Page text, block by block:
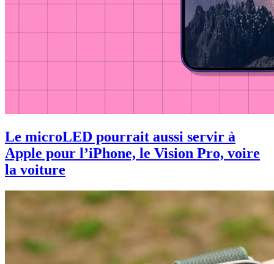
Le microLED pourrait aussi servir à
Apple pour l’iPhone, le Vision Pro, voire
la voiture